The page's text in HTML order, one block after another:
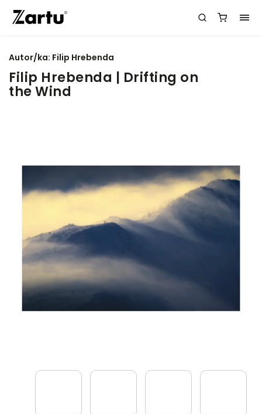
Filip Hrebenda | Drifting on
the Wind
Autor/ka: Filip Hrebenda